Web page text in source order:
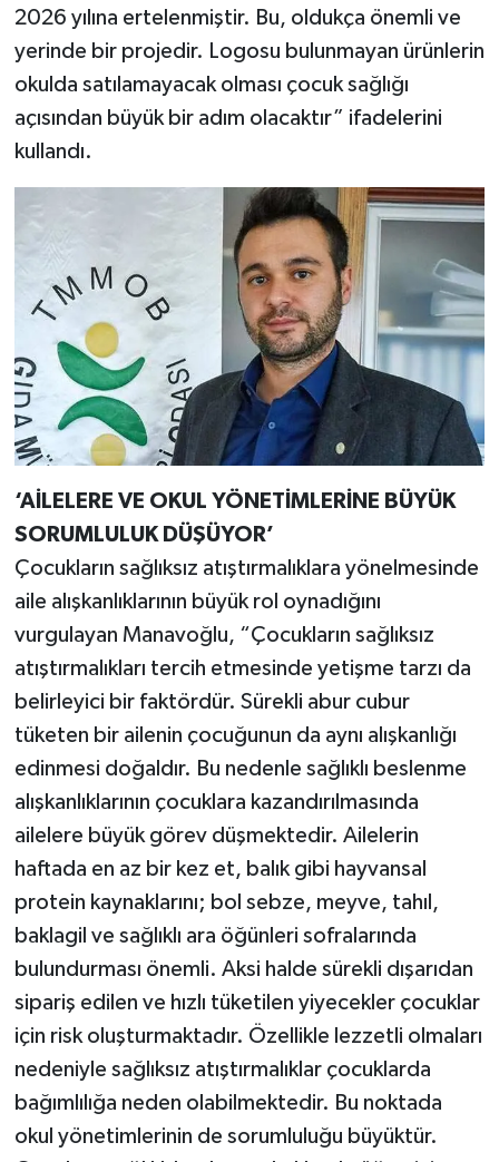
2026 yılına ertelenmiştir. Bu, oldukça önemli ve
yerinde bir projedir. Logosu bulunmayan ürünlerin
okulda satılamayacak olması çocuk sağlığı
açısından büyük bir adım olacaktır” ifadelerini
kullandı.
‘AİLELERE VE OKUL YÖNETİMLERİNE BÜYÜK
SORUMLULUK DÜŞÜYOR’
Çocukların sağlıksız atıştırmalıklara yönelmesinde
aile alışkanlıklarının büyük rol oynadığını
vurgulayan Manavoğlu, “Çocukların sağlıksız
atıştırmalıkları tercih etmesinde yetişme tarzı da
belirleyici bir faktördür. Sürekli abur cubur
tüketen bir ailenin çocuğunun da aynı alışkanlığı
edinmesi doğaldır. Bu nedenle sağlıklı beslenme
alışkanlıklarının çocuklara kazandırılmasında
ailelere büyük görev düşmektedir. Ailelerin
haftada en az bir kez et, balık gibi hayvansal
protein kaynaklarını; bol sebze, meyve, tahıl,
baklagil ve sağlıklı ara öğünleri sofralarında
bulundurması önemli. Aksi halde sürekli dışarıdan
sipariş edilen ve hızlı tüketilen yiyecekler çocuklar
için risk oluşturmaktadır. Özellikle lezzetli olmaları
nedeniyle sağlıksız atıştırmalıklar çocuklarda
bağımlılığa neden olabilmektedir. Bu noktada
okul yönetimlerinin de sorumluluğu büyüktür.